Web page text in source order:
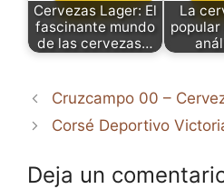
Cervezas Lager: El
fascinante mundo
de las cervezas…
La
Cruzcampo 00 –
Corsé Deportivo
Deja un